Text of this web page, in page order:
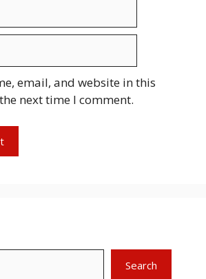
email, and website in this
next time I comment.
Search